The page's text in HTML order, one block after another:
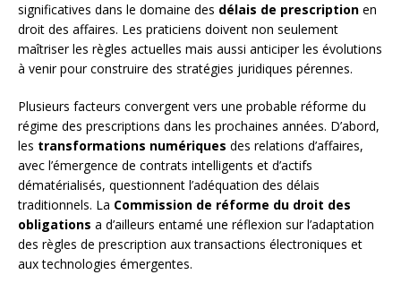
significatives dans le domaine des délais de prescription en
droit des affaires. Les praticiens doivent non seulement
maîtriser les règles actuelles mais aussi anticiper les évolutions
à venir pour construire des stratégies juridiques pérennes.
Plusieurs facteurs convergent vers une probable réforme du
régime des prescriptions dans les prochaines années. D’abord,
les transformations numériques des relations d’affaires,
avec l’émergence de contrats intelligents et d’actifs
dématérialisés, questionnent l’adéquation des délais
traditionnels. La Commission de réforme du droit des
obligations a d’ailleurs entamé une réflexion sur l’adaptation
des règles de prescription aux transactions électroniques et
aux technologies émergentes.